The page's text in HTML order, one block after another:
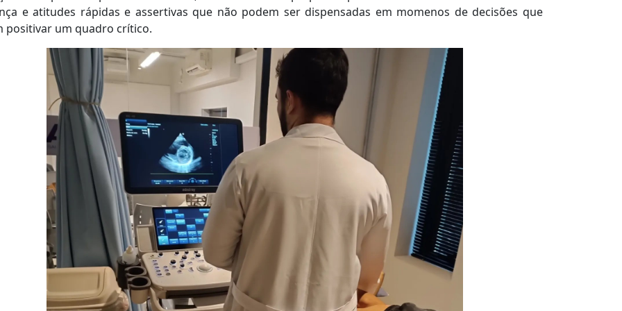
e atitudes rápidas e assertivas que não podem ser dispensadas em momenos de decisões que
positivar um quadro crítico.